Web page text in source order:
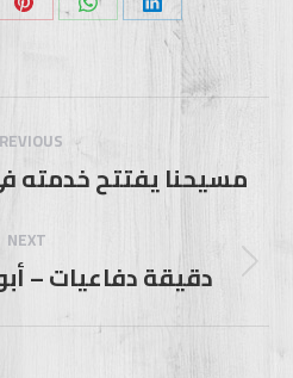
Share
Pinterest
Share
WhatsApp
Share
on
LinkedIn
Previous
مسيحنا يفتتح خدمته
NEXT
Next
post:
15 دقيقة دفاعيات –